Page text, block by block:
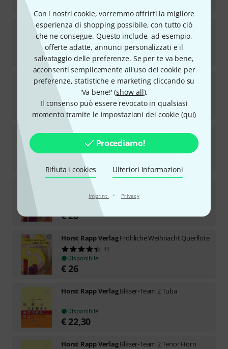
Con i nostri cookie, vorremmo offrirti la migliore
esperienza di shopping possibile, con tutto ciò
che ne consegue. Questo include, ad esempio,
offerte adatte, annunci personalizzati e il
salvataggio delle preferenze. Se per te va bene,
acconsenti semplicemente all'uso dei cookie per
preferenze, statistiche e marketing cliccando su
'Va bene!' (show all).
Il consenso può essere revocato in qualsiasi
momento tramite le impostazioni dei cookie (qui)
Procediamo!
Rifiuta i cookies Ulteriori Informazioni
Imprint · Privacy
Horst Rapp VerlagHorn Lernen mit Spaß 3
2
Disponibile
€ 26
Horst Rapp VerlagKlarinette lernen mit Spaß 1
5
Disponibile
€ 24,90
Horst Rapp VerlagBläser-Team 1 Percussion
Disponibile
22,30
Horst Rapp Verlag
8
€26
Horst Rapp VerlagFröhliche Weihnacht Querflöte
11
Disponibile
€ 26
Horst Rapp VerlagBläser-Team 2 Tuba
Disponibile
€ 22,30
Horst Rapp VerlagBläser-Team 2 Tenor Horn